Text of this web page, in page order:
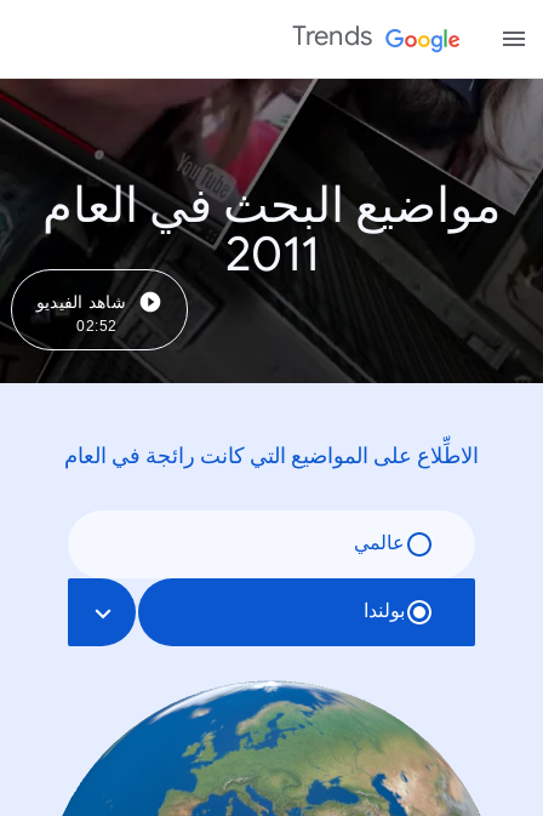
Trends
مواضيع البحث في العام
2011
شاهد الفيديو
02:52
الاطِّلاع على المواضيع التي كانت رائجة في العام
عالمي
بولندا